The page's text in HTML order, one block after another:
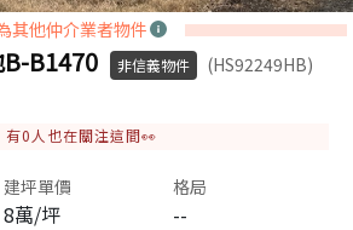
其他仲介業者物件
B1470 非信義物件
(HS92249HB)
有0 人也在關注這間👀
建坪單價
8萬/坪
格局
--